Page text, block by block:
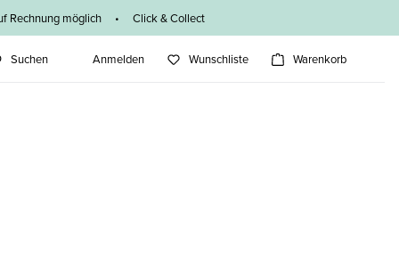
Rechnung möglich • Click & Collect
Suchen Anmelden Wunschliste Warenkorb